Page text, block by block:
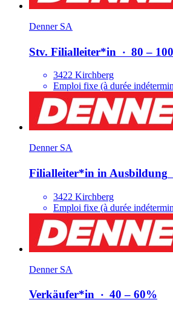
Denner SA
Stv. Filialleiter*​in ‧ 80 –
3422 Kirchberg
Emploi fixe (à durée
Denner SA
Filialleiter*​in in Ausbildung
3422 Kirchberg
Emploi fixe (à durée
Denner SA
Verkäufer*​in ‧ 40 – 60%